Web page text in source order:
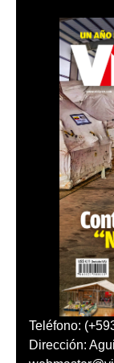
Teléfono:
Dirección: